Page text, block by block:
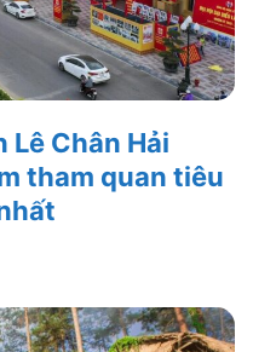
Chân Hải
tham quan tiêu